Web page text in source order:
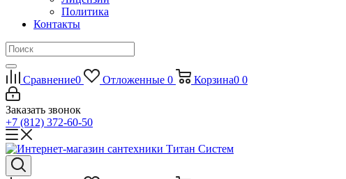
Политика
Контакты
Сравнение0 Отложенные 0 Корзина0 0
Заказать звонок
+7 (812) 372-60-50